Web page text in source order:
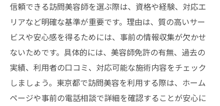
信頼できる訪問美容師を選ぶ際は、資格や経験、対応エ
リアなど明確な基準が重要です。理由は、質の高いサー
ビスや安心感を得るためには、事前の情報収集が欠かせ
ないためです。具体的には、美容師免許の有無、過去の
実績、利用者の口コミ、対応可能な施術内容をチェック
しましょう。東京都で訪問美容を利用する際は、ホーム
ページや事前の電話相談で詳細を確認することが安心に